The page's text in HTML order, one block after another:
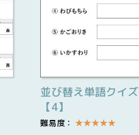
並び替え単語クイズ
【4】
難易度： ★★★★★